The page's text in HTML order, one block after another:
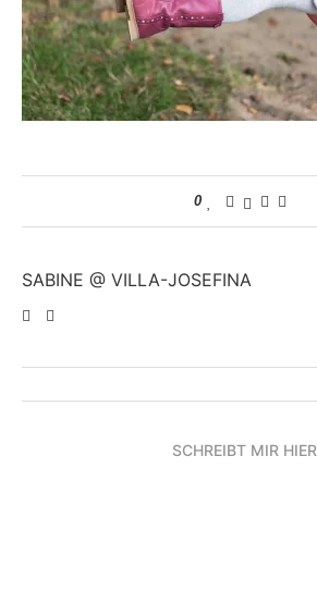
0
SABINE @ VILLA-JOSEFINA
SCHREIBT MIR HIER